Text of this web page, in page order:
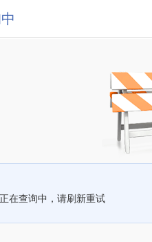
正在查询中，请刷新重试